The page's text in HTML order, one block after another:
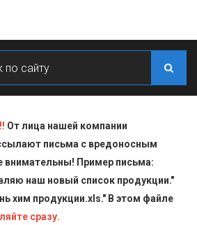
добавки
От лица нашей компании
письма с вредоносным
внимательны! Пример письма:
наш новый список продукции."
хим продукции.xls." В этом файле
сразу.